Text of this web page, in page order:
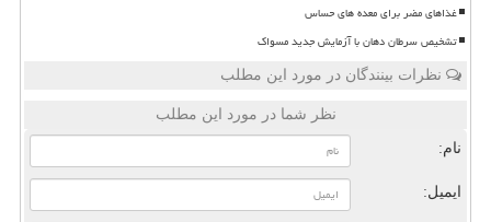
غذاهای مضر برای معده های حساس
تشخیص سرطان دهان با آزمایش جدید مسواک
نظرات بینندگان در مورد این مطلب
نظر شما در مورد این مطلب
نام:
ایمیل: